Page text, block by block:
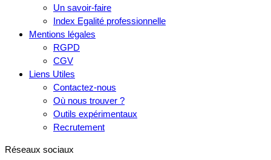
Un savoir-faire
Index Egalité professionnelle
Mentions légales
RGPD
CGV
Liens Utiles
Contactez-nous
Où nous trouver ?
Outils expérimentaux
Recrutement
Réseaux sociaux